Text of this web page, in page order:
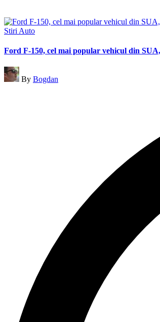
Posted
Stiri Auto
Ford F-150, cel mai popular vehicul din
Posted
by
By Bogdan